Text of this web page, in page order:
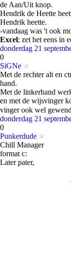
de Aan/Uit knop.
Hendrik de Heette
Hendrik heette.
-vandaag was 't ook
Excel; zet het eens in
donderdag 21
0
SiGNe
Met de rechter alt en
hand.
Met de linkerhand
en met de wijsvinger
vinger ook wel gewend
donderdag 21
0
Punkerdude
Chill Manager
format c:
Later pater,